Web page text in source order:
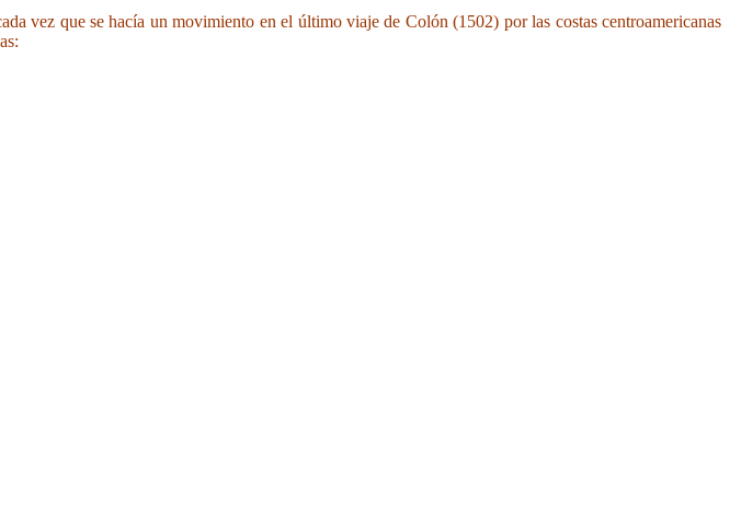
vez que se hacía un movimiento en el último viaje de Colón (1502) por las costas centroamericanas